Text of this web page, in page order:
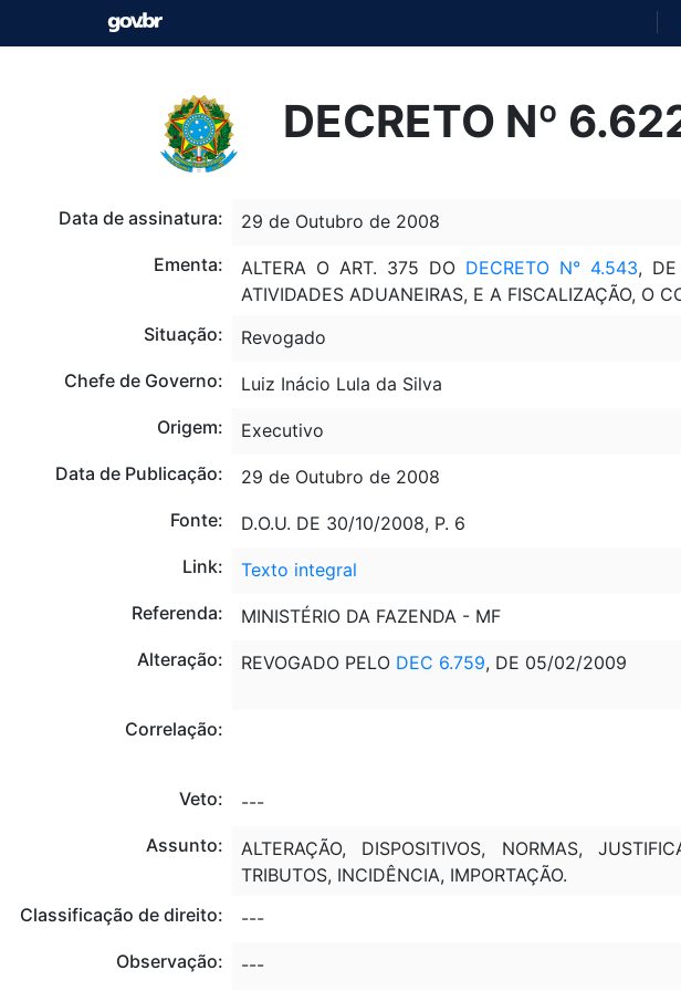
DECRETO Nº
Data de assinatura:
29 de Outubro de 2008
Ementa:
ALTERA O ART. 375 DO DECRETO N° 4.543, DE
ATIVIDADES ADUANEIRAS, E A FISCALIZAÇÃO, O
Situação:
Revogado
Chefe de Governo:
Luiz Inácio Lula da Silva
Origem:
Executivo
Data de Publicação:
29 de Outubro de 2008
Fonte:
D.O.U. DE 30/10/2008, P. 6
Link:
Texto integral
Referenda:
MINISTÉRIO DA FAZENDA - MF
Alteração:
REVOGADO PELODEC 6.759, DE 05/02/2009
Correlação:
Veto:
---
Assunto:
ALTERAÇÃO, DISPOSITIVOS, NORMAS,
TRIBUTOS, INCIDÊNCIA, IMPORTAÇÃO.
Classificação de direito:
---
Observação:
---